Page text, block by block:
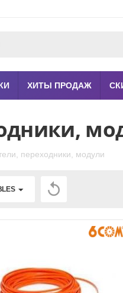
ХИТЫ ПРОДАЖ
переходники, модули
